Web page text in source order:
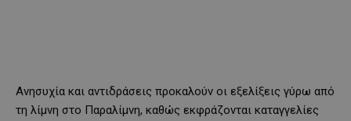
Ανησυχία και αντιδράσεις προκαλούν οι εξελίξεις γύρω από
τη λίμνη στο Παραλίμνη, καθώς εκφράζονται καταγγελίες